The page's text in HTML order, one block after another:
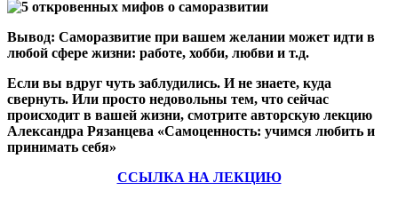
Вывод: Саморазвитие при вашем желании может идти в
любой сфере жизни: работе, хобби, любви и т.д.
Если вы вдруг чуть заблудились. И не знаете, куда
свернуть. Или просто недовольны тем, что сейчас
происходит в вашей жизни, смотрите авторскую лекцию
Александра Рязанцева «Самоценность: учимся любить и
принимать себя»
ССЫЛКА НА ЛЕКЦИЮ